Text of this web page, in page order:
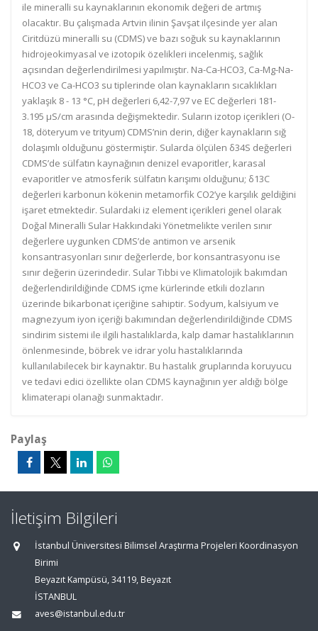
ile mineralli su kaynaklarının ekonomik değeri de artmış
olacaktır. Bu çalışmada Artvin ilinin Şavşat ilçesinde yer alan
Ciritdüzü mineralli su (CDMS) ve bazı soğuk su kaynaklarının
hidrojeokimyasal ve izotopik özelikleri incelenmiş, sağlık
açısından değerlendirilmesi yapılmıştır. Na-Ca-HCO3, Ca-Mg-Na-
HCO3 ve Ca-HCO3 su tiplerinde olan kaynakların sıcaklıkları
yaklaşık 8 - 13 °C, pH değerleri 6,42-7,97 ve EC değerleri 181-
3.195 µS/cm arasında değişmektedir. Suların izotop içerikleri (O-
18, döteryum ve trityum) CDMS’nin derin, diğer kaynakların sığ
dolaşımlı olduğunu göstermiştir. Sularda ölçülen δ34S değerleri
CDMS’de sülfatın kaynağının denizel evaporitler, karasal
evaporitler ve atmosferik sülfatın karışımı olduğunu; δ13C
değerleri karbonun kökenin metamorfik CO2’ye karşılık geldiğini
işaret etmektedir. Sulardaki iz element içerikleri genel olarak
Doğal Mineralli Sular Hakkındaki Yönetmelikte verilen sınır
değerlere uygunken CDMS’de antimon ve arsenik
konsantrasyonları sınır değerlerde, bor konsantrasyonu ise
sınır değerin üzerindedir. Sular Tıbbi ve Klimatolojik bakımdan
değerlendirildiğinde CDMS içme kürlerinde etkili dozların
üzerinde bikarbonat içeriğine sahiptir. Sodyum, kalsiyum ve
magnezyum iyon içeriği bakımından değerlendirildiğinde CDMS
sindirim sistemi ile ilgili hastalıklarda, kalp damar hastalıklarının
önlenmesinde, böbrek ve idrar yolu hastalıklarında
kullanılabilecek bir kaynaktır. Bu hastalık gruplarında koruyucu
ve tedavi edici özellikte olan CDMS kaynağının yer aldığı bölge
klimaterapi olanağı sunmaktadır.
Paylaş
İletişim Bilgileri
İstanbul Üniversitesi Bilimsel Araştırma Projeleri Koordinasyon
Birimi
Beyazıt Kampüsü, 34119, Beyazıt
İSTANBUL
aves@istanbul.edu.tr